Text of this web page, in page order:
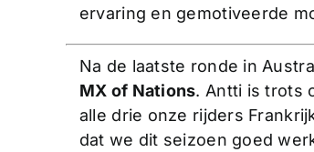
ervaring en gemotiveerde
Na de laatste ronde in
MX of Nations. Antti is trots
alle drie onze rijders
dat we dit seizoen goed